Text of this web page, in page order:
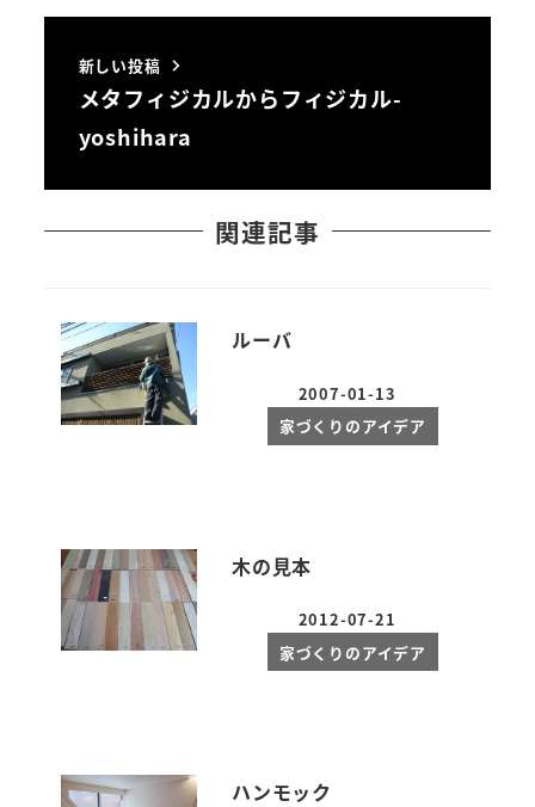
新しい投稿
メタフィジカルからフィジカル-
yoshihara
関連記事
ルーバ
投稿日
2007-01-13
家づくりのアイデア
木の見本
投稿日
2012-07-21
家づくりのアイデア
ハンモック